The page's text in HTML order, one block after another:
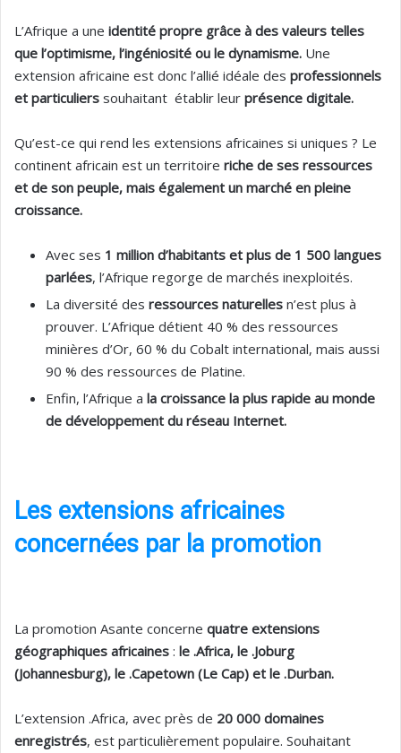
L’Afrique a une identité propre grâce à des valeurs telles
que l’optimisme, l’ingéniosité ou le dynamisme. Une
extension africaine est donc l’allié idéale des professionnels
et particuliers souhaitant établir leur présence digitale.
Qu’est-ce qui rend les extensions africaines si uniques ? Le
continent africain est un territoire riche de ses ressources
et de son peuple, mais également un marché en pleine
croissance.
Avec ses 1 million d’habitants et plus de 1 500 langues
parlées, l’Afrique regorge de marchés inexploités.
La diversité des ressources naturelles n’est plus à
prouver. L’Afrique détient 40 % des ressources
minières d’Or, 60 % du Cobalt international, mais aussi
90 % des ressources de Platine.
Enfin, l’Afrique a la croissance la plus rapide au monde
de développement du réseau Internet.
Les extensions africaines
concernées par la promotion
La promotion Asante concerne quatre extensions
géographiques africaines : le .Africa, le .Joburg
(Johannesburg), le .Capetown (Le Cap) et le .Durban.
L’extension .Africa, avec près de 20 000 domaines
enregistrés, est particulièrement populaire. Souhaitant